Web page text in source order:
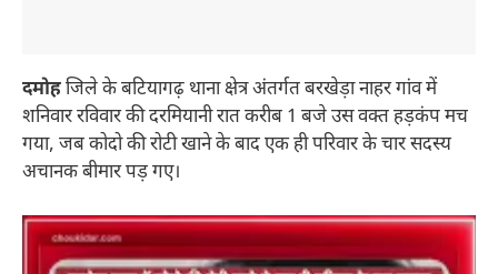
दमोहजिले के बटियागढ़ थाना क्षेत्र अंतर्गत बरखेड़ा नाहर गांव में
शनिवार रविवार की दरमियानी रात करीब 1 बजे उस वक्त हड़कंप मच
गया, जब कोदो की रोटी खाने के बाद एक ही परिवार के चार सदस्य
अचानक बीमार पड़ गए।